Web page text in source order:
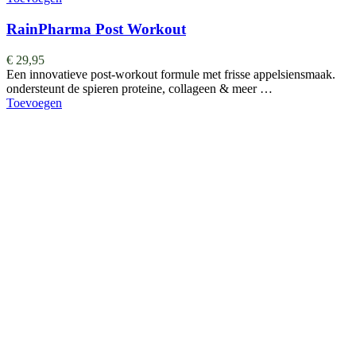
RainPharma Post Workout
€ 29,95
Een innovatieve post-workout formule met frisse appelsiensmaak.
ondersteunt de spieren proteine, collageen & meer …
Toevoegen